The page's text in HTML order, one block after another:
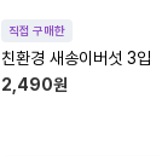
직접 구매한
친환경 새송이버섯 3입
2,490원